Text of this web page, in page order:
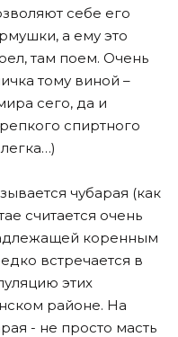
себе его
а ему это
там поем. Очень
тому виной –
сего, да и
спиртного
чубарая (как
считается очень
коренным
встречается в
этих
районе. На
- не просто масть